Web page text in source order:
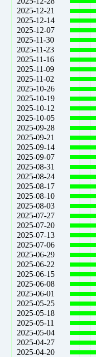
2025-12-21
2025-12-14
2025-12-07
2025-11-30
2025-11-23
2025-11-16
2025-11-09
2025-11-02
2025-10-26
2025-10-19
2025-10-12
2025-10-05
2025-09-28
2025-09-21
2025-09-14
2025-09-07
2025-08-31
2025-08-24
2025-08-17
2025-08-10
2025-08-03
2025-07-27
2025-07-20
2025-07-13
2025-07-06
2025-06-29
2025-06-22
2025-06-15
2025-06-08
2025-06-01
2025-05-25
2025-05-18
2025-05-11
2025-05-04
2025-04-27
2025-04-20